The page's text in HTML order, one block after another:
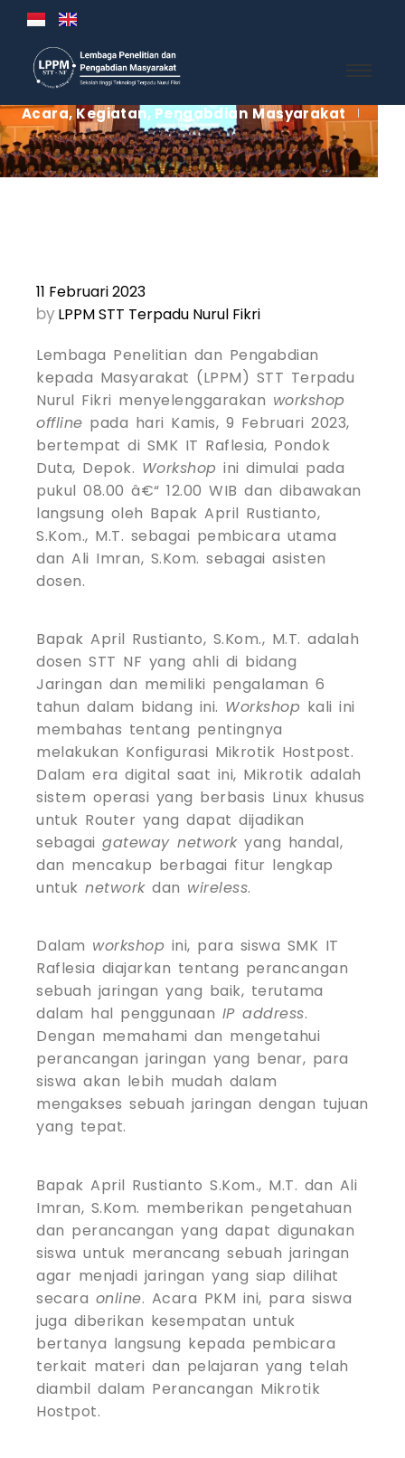
Acara, Kegiatan, Pengabdian Masyarakat
11 Februari 2023
by LPPM STT Terpadu Nurul Fikri
Lembaga Penelitian dan Pengabdian
kepada Masyarakat (LPPM) STT Terpadu
Nurul Fikri menyelenggarakan workshop
offline pada hari Kamis, 9 Februari 2023,
bertempat di SMK IT Raflesia, Pondok
Duta, Depok. Workshop ini dimulai pada
pukul 08.00 â€“ 12.00 WIB dan dibawakan
langsung oleh Bapak April Rustianto,
S.Kom., M.T. sebagai pembicara utama
dan Ali Imran, S.Kom. sebagai asisten
dosen.
Bapak April Rustianto, S.Kom., M.T. adalah
dosen STT NF yang ahli di bidang
Jaringan dan memiliki pengalaman 6
tahun dalam bidang ini. Workshop kali ini
membahas tentang pentingnya
melakukan Konfigurasi Mikrotik Hostpost.
Dalam era digital saat ini, Mikrotik adalah
sistem operasi yang berbasis Linux khusus
untuk Router yang dapat dijadikan
sebagai gateway networkyang handal,
dan mencakup berbagai fitur lengkap
untuk networkdan wireless.
Dalam workshop ini, para siswa SMK IT
Raflesia diajarkan tentang perancangan
sebuah jaringan yang baik, terutama
dalam hal penggunaan IP address.
Dengan memahami dan mengetahui
perancangan jaringan yang benar, para
siswa akan lebih mudah dalam
mengakses sebuah jaringan dengan tujuan
yang tepat.
Bapak April Rustianto S.Kom., M.T. dan Ali
Imran, S.Kom. memberikan pengetahuan
dan perancangan yang dapat digunakan
siswa untuk merancang sebuah jaringan
agar menjadi jaringan yang siap dilihat
secara online. Acara PKM ini, para siswa
juga diberikan kesempatan untuk
bertanya langsung kepada pembicara
terkait materi dan pelajaran yang telah
diambil dalam Perancangan Mikrotik
Hostpot.